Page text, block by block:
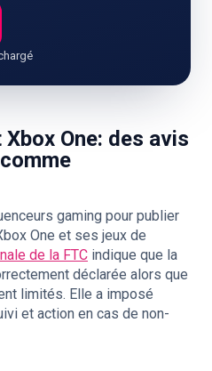
One: des avis
gaming pour publier
One et ses jeux de
de la FTC indique que la
déclarée alors que
limités. Elle a imposé
et action en cas de non-